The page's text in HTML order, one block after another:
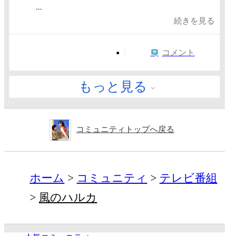
...
続きを見る
コメント
もっと見る
コミュニティトップへ戻る
ホーム コミュニティ
テレビ番組
風のハルカ